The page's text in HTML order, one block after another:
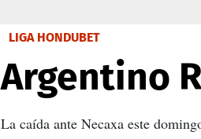
LIGA HONDUBET
Argentino
La caída ante Necaxa este